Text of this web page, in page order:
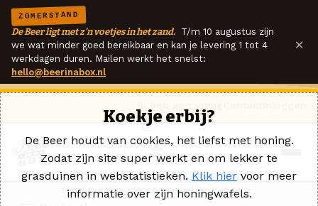
ZOMERSTAND
De Beer ligt met z'n voetjes in het zand. T/m 10 augustus zijn
we wat minder goed bereikbaar en kan je levering 1 tot 4
werkdagen duren. Mailen werkt het snelst:
hello@beerinabox.nl
×
Koekje erbij?
De Beer houdt van cookies, het liefst met honing.
Zodat zijn site super werkt en om lekker te
grasduinen in webstatistieken. Klik hier voor meer
informatie over zijn honingwafels.